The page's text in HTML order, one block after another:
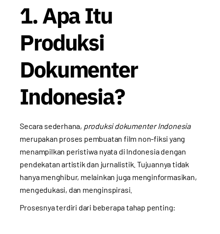
1. Apa Itu
Produksi
Dokumenter
Indonesia?
Secara sederhana, produksi dokumenter Indonesia
merupakan proses pembuatan film non-fiksi yang
menampilkan peristiwa nyata di Indonesia dengan
pendekatan artistik dan jurnalistik. Tujuannya tidak
hanya menghibur, melainkan juga menginformasikan,
mengedukasi, dan menginspirasi.
Prosesnya terdiri dari beberapa tahap penting: